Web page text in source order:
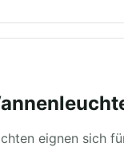
eignen sich